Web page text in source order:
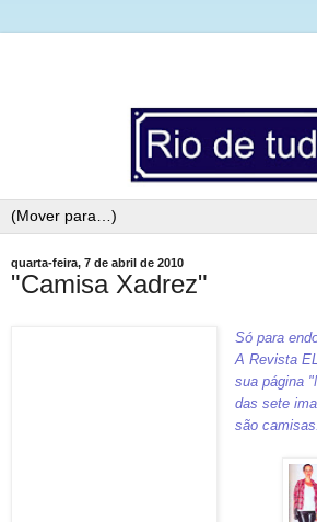
quarta-feira, 7 de abril de 2010
"Camisa Xadrez"
Só para
A Revista
sua página
das sete
são